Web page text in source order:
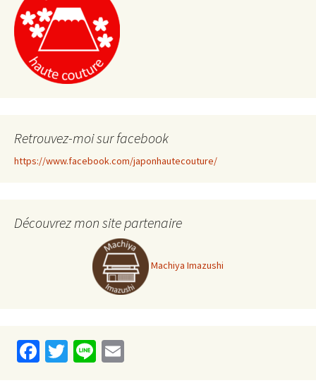
Retrouvez-moi sur facebook
https://www.facebook.com/japonhautecouture/
Découvrez mon site partenaire
Machiya Imazushi
Fa T
Li